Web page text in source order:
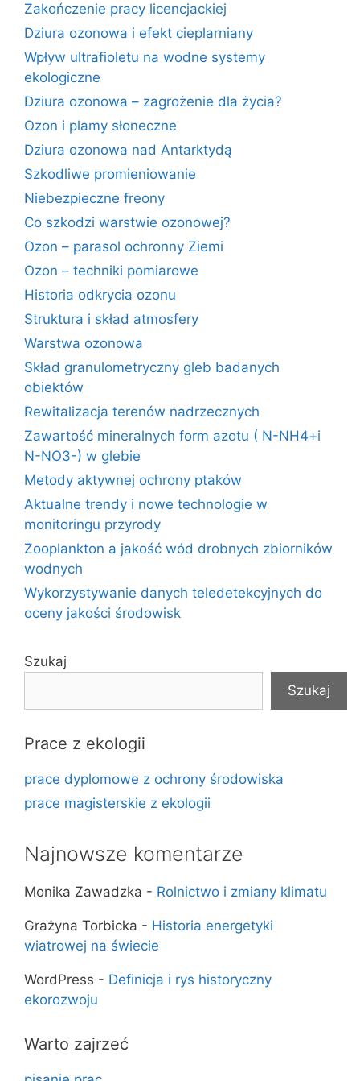
Zakończenie pracy licencjackiej
Dziura ozonowa i efekt cieplarniany
Wpływ ultrafioletu na wodne systemy
ekologiczne
Dziura ozonowa – zagrożenie dla życia?
Ozon i plamy słoneczne
Dziura ozonowa nad Antarktydą
Szkodliwe promieniowanie
Niebezpieczne freony
Co szkodzi warstwie ozonowej?
Ozon – parasol ochronny Ziemi
Ozon – techniki pomiarowe
Historia odkrycia ozonu
Struktura i skład atmosfery
Warstwa ozonowa
Skład granulometryczny gleb badanych
obiektów
Rewitalizacja terenów nadrzecznych
Zawartość mineralnych form azotu ( N-NH4+i
N-NO3-) w glebie
Metody aktywnej ochrony ptaków
Aktualne trendy i nowe technologie w
monitoringu przyrody
Zooplankton a jakość wód drobnych zbiorników
wodnych
Wykorzystywanie danych teledetekcyjnych do
oceny jakości środowisk
Szukaj
Szukaj
Prace z ekologii
prace dyplomowe z ochrony środowiska
prace magisterskie z ekologii
Najnowsze komentarze
Monika Zawadzka - Rolnictwo i zmiany klimatu
Grażyna Torbicka - Historia energetyki
wiatrowej na świecie
WordPress - Definicja i rys historyczny
ekorozwoju
Warto zajrzeć